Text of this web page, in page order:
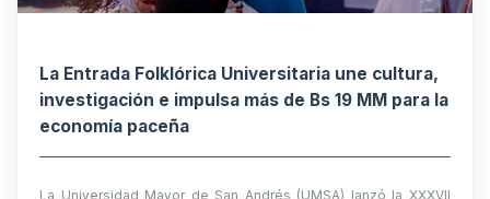
La Entrada Folklórica Universitaria une cultura,
investigación e impulsa más de Bs 19 MM para la
economía paceña
La Universidad Mayor de San Andrés (UMSA) lanzó la XXXVII